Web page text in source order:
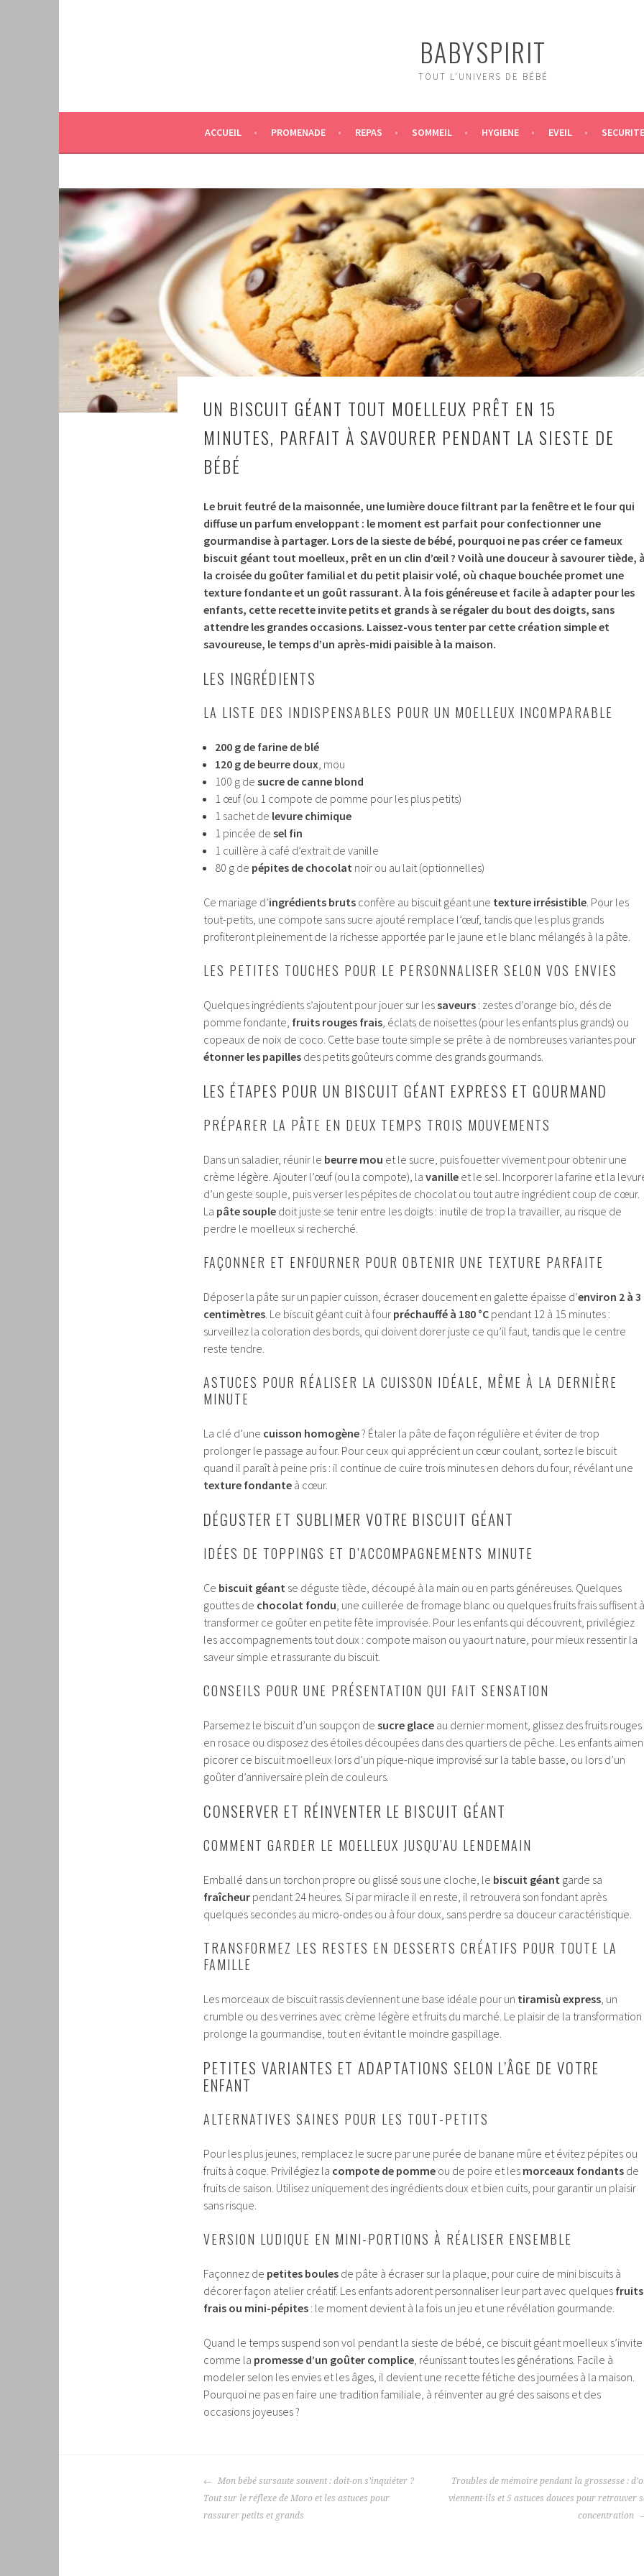
BABYSPIRIT
TOUT L'UNIVERS DE BÉBÉ
ACCUEIL PROMENADE REPAS SOMMEIL HYGIENE EVEIL SECURITE
UN BISCUIT GÉANT TOUT MOELLEUX PRÊT EN 15
MINUTES, PARFAIT À SAVOURER PENDANT LA SIESTE DE
BÉBÉ
Le bruit feutré de la maisonnée, une lumière douce filtrant par la fenêtre et le four qui
diffuse un parfum enveloppant : le moment est parfait pour confectionner une
gourmandise à partager. Lors de la sieste de bébé, pourquoi ne pas créer ce fameux
biscuit géant tout moelleux, prêt en un clin d’œil ? Voilà une douceur à savourer tiède,
la croisée du goûter familial et du petit plaisir volé, où chaque bouchée promet une
texture fondante et un goût rassurant. À la fois généreuse et facile à adapter pour les
enfants, cette recette invite petits et grands à se régaler du bout des doigts, sans
attendre les grandes occasions. Laissez-vous tenter par cette création simple et
savoureuse, le temps d’un après-midi paisible à la maison.
LES INGRÉDIENTS
LA LISTE DES INDISPENSABLES POUR UN MOELLEUX INCOMPARABLE
200 g de farine de blé
120 g de beurre doux , mou
100 g de sucre de canne blond
1 œuf (ou 1 compote de pomme pour les plus petits)
1 sachet de levure chimique
1 pincée de sel fin
1 cuillère à café d’extrait de vanille
80 g de pépites de chocolat noir ou au lait (optionnelles)
Ce mariage d’ingrédients bruts confère au biscuit géant une texture irrésistible . Pour les
tout-petits, une compote sans sucre ajouté remplace l’œuf, tandis que les plus grands
profiteront pleinement de la richesse apportée par le jaune et le blanc mélangés à la pâte.
LES PETITES TOUCHES POUR LE PERSONNALISER SELON VOS ENVIES
Quelques ingrédients s’ajoutent pour jouer sur lessaveurs : zestes d’orange bio, dés de
pomme fondante, fruits rouges frais , éclats de noisettes (pour les enfants plus grands) ou
copeaux de noix de coco. Cette base toute simple se prête à de nombreuses variantes pour
étonner les papilles des petits goûteurs comme des grands gourmands.
LES ÉTAPES POUR UN BISCUIT GÉANT EXPRESS ET GOURMAND
PRÉPARER LA PÂTE EN DEUX TEMPS TROIS MOUVEMENTS
Dans un saladier, réunir le beurre mou et le sucre, puis fouetter vivement pour obtenir une
crème légère. Ajouter l’œuf (ou la compote), la vanille et le sel. Incorporer la farine et la
d’un geste souple, puis verser les pépites de chocolat ou tout autre ingrédient coup de cœur.
La pâte souple doit juste se tenir entre les doigts : inutile de trop la travailler, au risque de
perdre le moelleux si recherché.
FAÇONNER ET ENFOURNER POUR OBTENIR UNE TEXTURE PARFAITE
Déposer la pâte sur un papier cuisson, écraser doucement en galette épaisse d’environ 2 à 3
centimètres . Le biscuit géant cuit à four préchauffé à 180 °C pendant 12 à 15 minutes :
surveillez la coloration des bords, qui doivent dorer juste ce qu’il faut, tandis que le centre
reste tendre.
ASTUCES POUR RÉALISER LA CUISSON IDÉALE, MÊME À LA DERNIÈRE
MINUTE
La clé d’une cuisson homogène? Étaler la pâte de façon régulière et éviter de trop
prolonger le passage au four. Pour ceux qui apprécient un cœur coulant, sortez le biscuit
quand il paraît à peine pris : il continue de cuire trois minutes en dehors du four, révélant une
texture fondante à cœur.
DÉGUSTER ET SUBLIMER VOTRE BISCUIT GÉANT
IDÉES DE TOPPINGS ET D’ACCOMPAGNEMENTS MINUTE
Ce biscuit géant se déguste tiède, découpé à la main ou en parts généreuses. Quelques
gouttes de chocolat fondu , une cuillerée de fromage blanc ou quelques fruits frais suffisent à
transformer ce goûter en petite fête improvisée. Pour les enfants qui découvrent, privilégiez
les accompagnements tout doux : compote maison ou yaourt nature, pour mieux ressentir la
saveur simple et rassurante du biscuit.
CONSEILS POUR UNE PRÉSENTATION QUI FAIT SENSATION
Parsemez le biscuit d’un soupçon de sucre glace au dernier moment, glissez des fruits rouges
en rosace ou disposez des étoiles découpées dans des quartiers de pêche. Les enfants
picorer ce biscuit moelleux lors d’un pique-nique improvisé sur la table basse, ou lors d’un
goûter d’anniversaire plein de couleurs.
CONSERVER ET RÉINVENTER LE BISCUIT GÉANT
COMMENT GARDER LE MOELLEUX JUSQU’AU LENDEMAIN
Emballé dans un torchon propre ou glissé sous une cloche, le biscuit géant garde sa
fraîcheur pendant 24 heures. Si par miracle il en reste, il retrouvera son fondant après
quelques secondes au micro-ondes ou à four doux, sans perdre sa douceur caractéristique.
TRANSFORMEZ LES RESTES EN DESSERTS CRÉATIFS POUR TOUTE LA
FAMILLE
Les morceaux de biscuit rassis deviennent une base idéale pour un tiramisù express , un
crumble ou des verrines avec crème légère et fruits du marché. Le plaisir de la transformation
prolonge la gourmandise, tout en évitant le moindre gaspillage.
PETITES VARIANTES ET ADAPTATIONS SELON L’ÂGE DE VOTRE
ENFANT
ALTERNATIVES SAINES POUR LES TOUT-PETITS
Pour les plus jeunes, remplacez le sucre par une purée de banane mûre et évitez pépites ou
fruits à coque. Privilégiez la compote de pomme ou de poire et les morceaux fondants de
fruits de saison. Utilisez uniquement des ingrédients doux et bien cuits, pour garantir un plaisir
sans risque.
VERSION LUDIQUE EN MINI-PORTIONS À RÉALISER ENSEMBLE
Façonnez de petites boules de pâte à écraser sur la plaque, pour cuire de mini biscuits à
décorer façon atelier créatif. Les enfants adorent personnaliser leur part avec quelques fruits
frais ou mini-pépites : le moment devient à la fois un jeu et une révélation gourmande.
Quand le temps suspend son vol pendant la sieste de bébé, ce biscuit géant moelleux s’invite
comme la promesse d’un goûter complice , réunissant toutes les générations. Facile à
modeler selon les envies et les âges, il devient une recette fétiche des journées à la maison.
Pourquoi ne pas en faire une tradition familiale, à réinventer au gré des saisons et des
occasions joyeuses ?
NAVIGATION
DES
ARTICLES
Mon bébé sursaute souvent : doit-on s’inquiéter ?
Tout sur le réflexe de Moro et les astuces pour
rassurer petits et grands
Troubles de mémoire pendant la grossesse :
viennent-ils et 5 astuces douces pour retrouver
concentration